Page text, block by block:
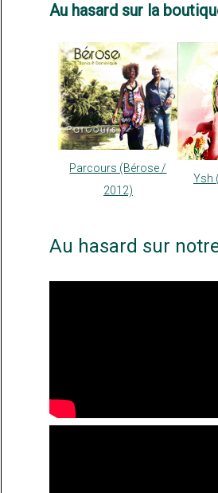
Au hasard sur la
Parcours (Bérose /
2012)
Ysh
Au hasard sur